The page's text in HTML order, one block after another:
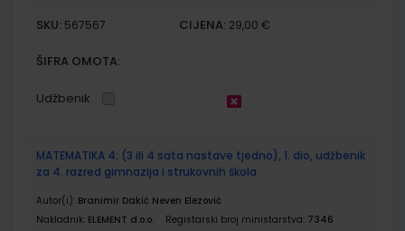
SKU: 567567 CIJENA: 29,00 €
ŠIFRA OMOTA:
Udžbenik
MATEMATIKA 4; (3 ili 4 sata nastave tjedno), 1. dio, udžbenik
za 4. razred gimnazija i strukovnih škola
Autor(i): Branimir Dakić Neven Elezović
Nakladnik: ELEMENT d.o.o. Registarski broj ministarstva: 7346